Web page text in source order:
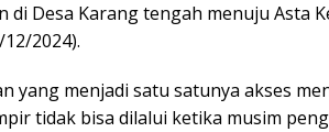
di Desa Karang tengah menuju Asta
2024).
yang menjadi satu satunya akses
tidak bisa dilalui ketika musim